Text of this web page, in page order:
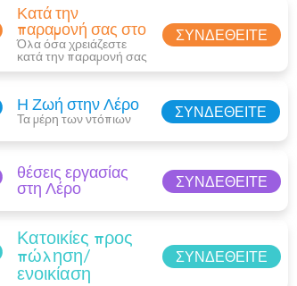
Κατά την
παραμονή σας στο
Όλα όσα χρειάζεστε
κατά την παραμονή σας​
ΣΥΝΔΕΘΕΊΤΕ
Η Ζωή στην Λέρο
Τα μέρη των ντόπιων ΣΥΝΔΕΘΕΊΤΕ
θέσεις εργασίας
στη Λέρο ΣΥΝΔΕΘΕΊΤΕ
Κατοικίες προς
πώληση/
ενοικίαση
ΣΥΝΔΕΘΕΊΤΕ